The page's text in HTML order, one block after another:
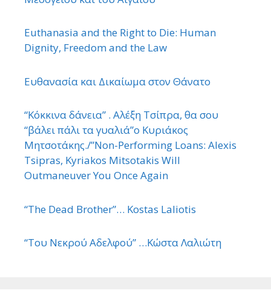
Euthanasia and the Right to Die: Human
Dignity, Freedom and the Law
Ευθανασία και Δικαίωμα στον Θάνατο
“Κόκκινα δάνεια” . Αλέξη Τσίπρα, θα σου
“βάλει πάλι τα γυαλιά”ο Κυριάκος
Μητσοτάκης./”Non-Performing Loans: Alexis
Tsipras, Kyriakos Mitsotakis Will
Outmaneuver You Once Again
“The Dead Brother”… Kostas Laliotis
“Του Νεκρού Αδελφού” …Κώστα Λαλιώτη